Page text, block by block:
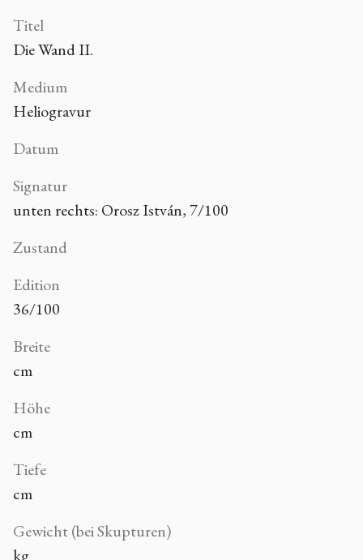
Titel
Die Wand II.
Medium
Heliogravur
Datum
Signatur
unten rechts: Orosz István, 7/100
Zustand
Edition
36/100
Breite
cm
Höhe
cm
Tiefe
cm
Gewicht (bei Skupturen)
kg